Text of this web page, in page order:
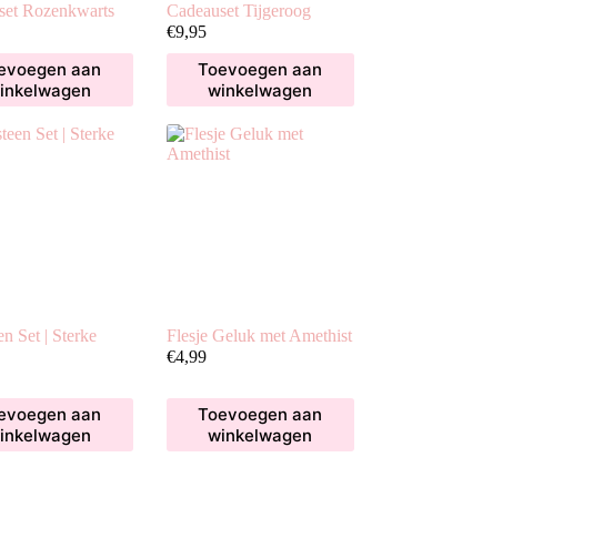
Rozenkwarts
aan
Cadeauset Tijgeroog
€9,95
Toevoegen aan
winkelwagen
Set | Sterke
aan
Flesje Geluk met Amethist
€4,99
Toevoegen aan
winkelwagen